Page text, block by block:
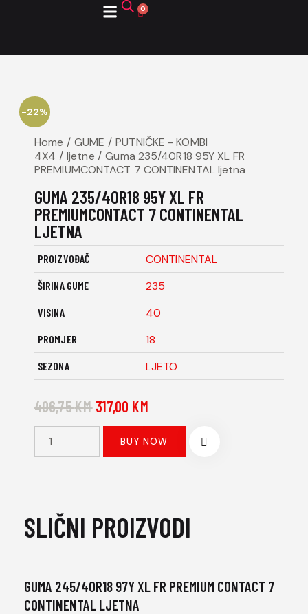
-22%
Home GUME
PUTNIČKE - KOMBI
4X4
ljetne
Guma 235/40R18 95Y XL FR
PREMIUMCONTACT 7 CONTINENTAL ljetna
GUMA 235/40R18 95Y XL FR
PREMIUMCONTACT 7 CONTINENTAL
LJETNA
PROIZVOĐAČ CONTINENTAL
ŠIRINA GUME 235
VISINA 40
PROMJER 18
SEZONA LJETO
406,75KM 317,00 KM
BUY NOW
SLIČNI PROIZVODI
-22%
GUMA 245/40R18 97Y XL FR PREMIUM CONTACT 7
CONTINENTAL LJETNA